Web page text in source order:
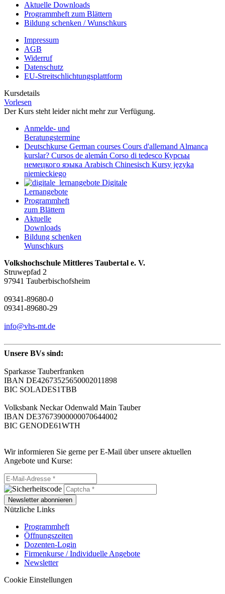
Aktuelle Downloads
Programmheft zum Blättern
Bildung schenken / Wunschkurs
Impressum
AGB
Widerruf
Datenschutz
EU-Streitschlichtungsplattform
Kursdetails
Vorlesen
Der Kurs steht leider nicht mehr zur Verfügung.
Anmelde- und
Beratungstermine
Deutschkurse German courses Cours d'allemand Almanca
kurslar? Cursos de alemán Corso di tedesco Курсьы
немецкого яэыка Arabisch Chinesisch Kursy języka
niemieckiego
Digitale
Lernangebote
Programmheft
zum Blättern
Aktuelle
Downloads
Bildung schenken
Wunschkurs
Volkshochschule Mittleres Taubertal e. V.
Struwepfad 2
97941 Tauberbischofsheim
09341-89680-0
09341-89680-29
info@vhs-mt.de
Unsere BVs sind:
Sparkasse Tauberfranken
IBAN DE42673525650002011898
BIC SOLADES1TBB
Volksbank Neckar Odenwald Main Tauber
IBAN DE37673900000070644002
BIC GENODE61WTH
Wir informieren Sie gerne per E-Mail über unsere aktuellen
Angebote und Kurse:
Newsletter abonnieren
Nützliche Links
Programmheft
Öffnungszeiten
Dozenten-Login
Firmenkurse / Individuelle Angebote
Newsletter
Cookie Einstellungen